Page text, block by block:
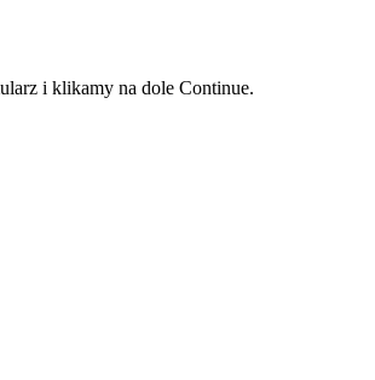
i klikamy na dole Continue.